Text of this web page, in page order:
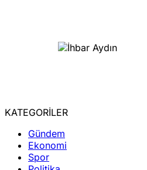
KATEGORİLER
Gündem
Ekonomi
Spor